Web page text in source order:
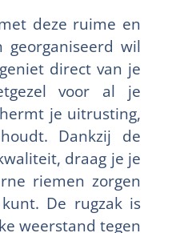
deze ruime en
wil
direct van je
voor al je
je uitrusting,
Dankzij de
draag je je
riemen zorgen
De rugzak is
weerstand tegen